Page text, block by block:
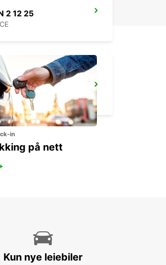
2 12 25
in
på nett
Kun nye leiebiler